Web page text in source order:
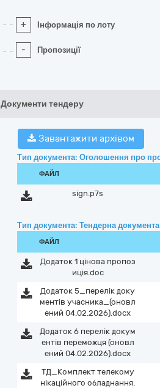
+ Інформація по лоту
- Пропозиції
Документи тендеру
Завантажити архівом
Тип документа: Оголошення про
ФАЙЛ
sign.p7s
Тип документа: Тендерна
ФАЙЛ
Додаток 1 цінова пропоз
иція.doc
Додаток 5_перелік доку
ментів учасника_(оновл
ений 04.02.2026).docx
Додаток 6 перелік докум
ентів переможця (оновл
ений 04.02.2026).docx
ТД_Комплект телекому
нікаційного обладнання.